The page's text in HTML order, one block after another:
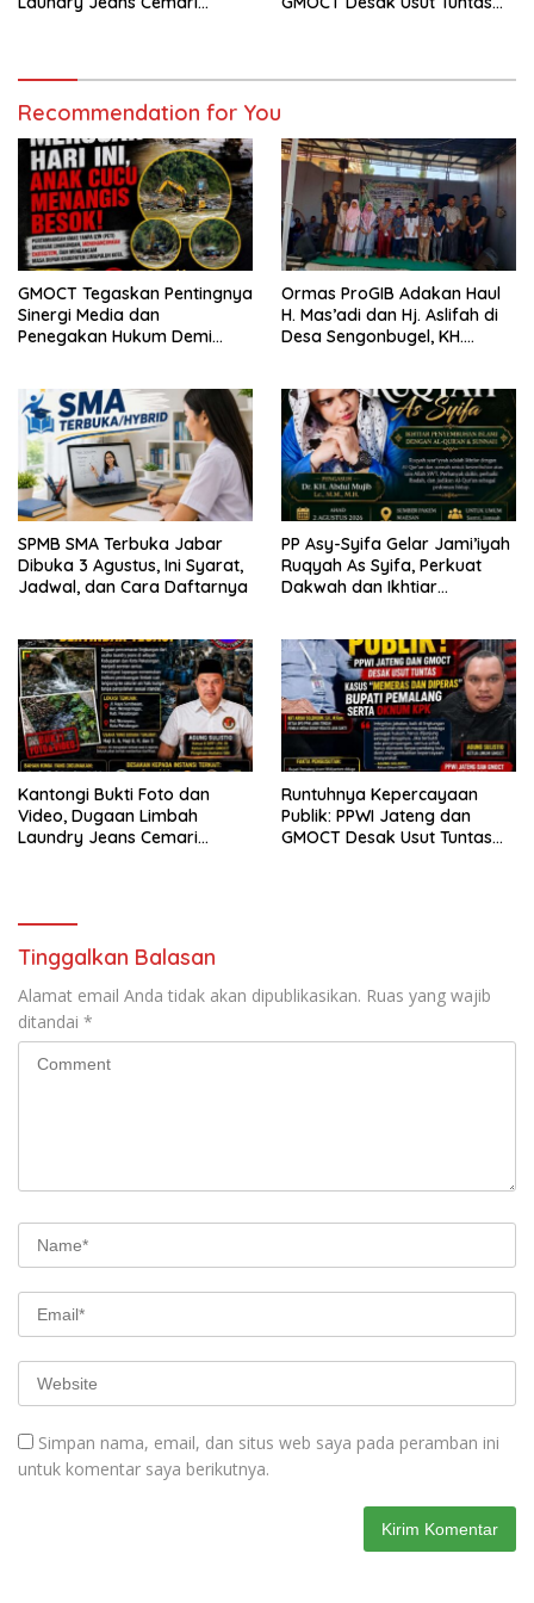
Recommendation for You
GMOCT Tegaskan Pentingnya
Sinergi Media dan
Penegakan Hukum Demi
Ormas ProGIB Adakan Haul
H. Mas’adi dan Hj. Aslifah di
Desa Sengonbugel, KH.
SPMB SMA Terbuka Jabar
Dibuka 3 Agustus, Ini Syarat,
Jadwal, dan Cara Daftarnya
PP Asy-Syifa Gelar Jami’iyah
Ruqyah As Syifa, Perkuat
Dakwah dan Ikhtiar
Kantongi Bukti Foto dan
Video, Dugaan Limbah
Laundry Jeans Cemari
Tegas
Runtuhnya Kepercayaan
Publik: PPWI Jateng dan
GMOCT Desak Usut Tuntas
Tinggalkan Balasan
Alamat email Anda tidak akan dipublikasikan. Ruas yang wajib
ditandai *
Simpan nama, email, dan situs web saya pada peramban ini
untuk komentar saya berikutnya.